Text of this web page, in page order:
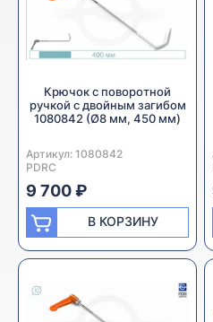
Крючок с поворотной
ручкой с двойным загибом
1080842 (Ø8 мм, 450 мм)
Артикул: 1080842
Производитель:
PDRC
9 700 ₽
В КОРЗИНУ